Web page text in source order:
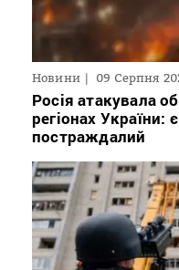
Новини 09 Серпня
Росія атакувала
регіонах України:
постраждалий